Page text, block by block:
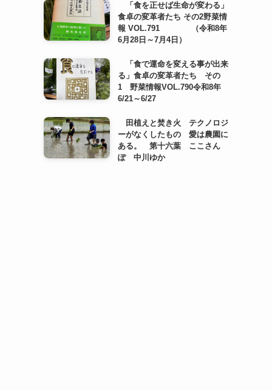
「食を正せば生命が変わる」
食卓の変革者たち その2野菜情
報 VOL.791 （令和8年
6月28日～7月4日）
「食で運命を変える事が出来
る」食卓の変革者たち その
1 野菜情報VOL.790令和8年
6/21～6/27
田植えと焚き火 テクノロジ
ーがなくしたもの 愛は農園に
ある。 第十六葉 ここさん
ぽ 中川ゆか